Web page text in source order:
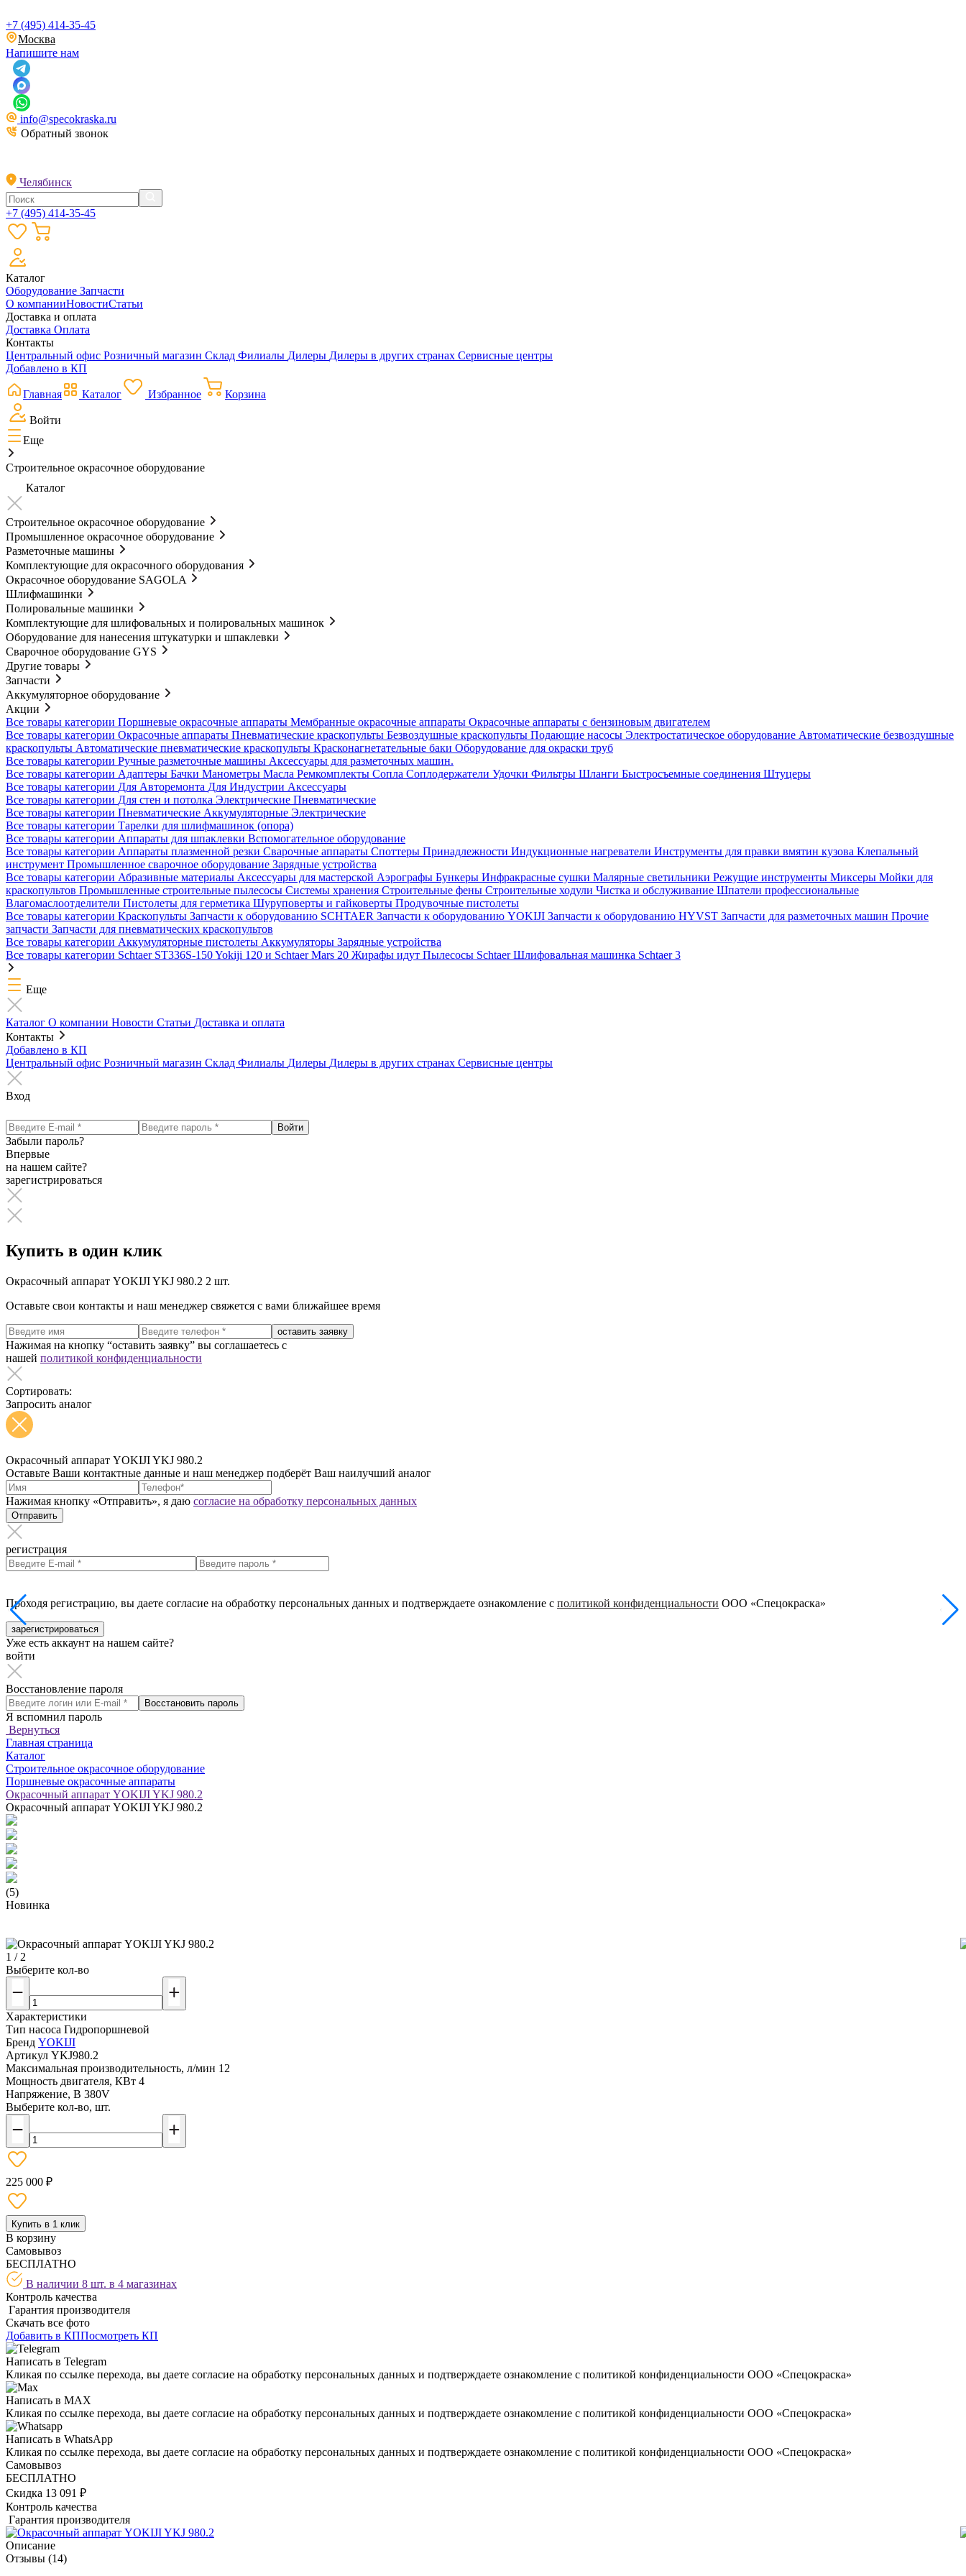
+7 (495) 414-35-45
Москва
Напишите нам
info@specokraska.ru
Обратный звонок
Челябинск
+7 (495) 414-35-45
Каталог
Оборудование Запчасти
О компанииНовостиСтатьи
Доставка и оплата
Доставка Оплата
Контакты
Центральный офис Розничный магазин Склад Филиалы Дилеры Дилеры в других странах Сервисные центры
Добавлено в КП
Главная Каталог Избранное Корзина
Войти
Еще
Строительное окрасочное оборудование
Каталог
Строительное окрасочное оборудование
Промышленное окрасочное оборудование
Разметочные машины
Комплектующие для окрасочного оборудования
Окрасочное оборудование SAGOLA
Шлифмашинки
Полировальные машинки
Комплектующие для шлифовальных и полировальных машинок
Оборудование для нанесения штукатурки и шпаклевки
Сварочное оборудование GYS
Другие товары
Запчасти
Аккумуляторное оборудование
Акции
Все товары категории Поршневые окрасочные аппараты Мембранные окрасочные аппараты Окрасочные аппараты с бензиновым двигателем
Все товары категории Окрасочные аппараты Пневматические краскопульты Безвоздушные краскопульты Подающие насосы Электростатическое оборудование Автоматические безвоздушные
краскопульты Автоматические пневматические краскопульты Красконагнетательные баки Оборудование для окраски труб
Все товары категории Ручные разметочные машины Аксессуары для разметочных машин.
Все товары категории Адаптеры Бачки Манометры Масла Ремкомплекты Сопла Соплодержатели Удочки Фильтры Шланги Быстросъемные соединения Штуцеры
Все товары категории Для Авторемонта Для Индустрии Аксессуары
Все товары категории Для стен и потолка Электрические Пневматические
Все товары категории Пневматические Аккумуляторные Электрические
Все товары категории Тарелки для шлифмашинок (опора)
Все товары категории Аппараты для шпаклевки Вспомогательное оборудование
Все товары категории Аппараты плазменной резки Сварочные аппараты Споттеры Принадлежности Индукционные нагреватели Инструменты для правки вмятин кузова Клепальный
инструмент Промышленное сварочное оборудование Зарядные устройства
Все товары категории Абразивные материалы Аксессуары для мастерской Аэрографы Бункеры Инфракрасные сушки Малярные светильники Режущие инструменты Миксеры Мойки для
краскопультов Промышленные строительные пылесосы Системы хранения Строительные фены Строительные ходули Чистка и обслуживание Шпатели профессиональные
Влагомаслоотделители Пистолеты для герметика Шуруповерты и гайковерты Продувочные пистолеты
Все товары категории Краскопульты Запчасти к оборудованию SCHTAER Запчасти к оборудованию YOKIJI Запчасти к оборудованию HYVST Запчасти для разметочных машин Прочие
запчасти Запчасти для пневматических краскопультов
Все товары категории Аккумуляторные пистолеты Аккумуляторы Зарядные устройства
Все товары категории Schtaer ST336S-150Yokiji 120 и Schtaer Mars 20 Жирафы идут Пылесосы SchtaerШлифовальная машинка Schtaer 3
Еще
Каталог О компании Новости Статьи Доставка и оплата
Контакты
Добавлено в КП
Центральный офис Розничный магазин Склад Филиалы Дилеры Дилеры в других странах Сервисные центры
Вход
Забыли пароль?
Впервые
на нашем сайте?
зарегистрироваться
Купить в один клик
Окрасочный аппарат YOKIJI YKJ 980.2 2 шт.
Оставьте свои контакты и наш менеджер свяжется с вами ближайшее время
оставить заявку
Нажимая на кнопку “оставить заявку” вы соглашаетесь с
нашей политикой конфиденциальности
Сортировать:
Запросить аналог
Окрасочный аппарат YOKIJI YKJ 980.2
Оставьте Ваши контактные данные и наш менеджер подберёт Ваш наилучший аналог
Нажимая кнопку «Отправить», я даю согласие на обработку персональных данных
Отправить
регистрация
Проходя регистрацию, вы даете согласие на обработку персональных данных и подтверждаете ознакомление с политикой конфиденциальности ООО «Спецокраска»
зарегистрироваться
Уже есть аккаунт на нашем сайте?
войти
Восстановление пароля
Восстановить пароль
Я вспомнил пароль
Вернуться
Главная страница
Каталог
Строительное окрасочное оборудование
Поршневые окрасочные аппараты
Окрасочный аппарат YOKIJI YKJ 980.2
Окрасочный аппарат YOKIJI YKJ 980.2
(5)
Новинка
1 / 2
Выберите кол-во
Характеристики
Тип насоса Гидропоршневой
Бренд YOKIJI
Артикул YKJ980.2
Максимальная производительность, л/мин 12
Мощность двигателя, КВт 4
Напряжение, В 380V
Выберите кол-во, шт.
225 000 ₽
Купить в 1 клик
В корзину
Самовывоз
БЕСПЛАТНО
В наличии 8 шт. в 4 магазинах
Контроль качества
Гарантия производителя
Скачать все фото
Добавить в КППосмотреть КП
Написать в Telegram
Кликая по ссылке перехода, вы даете согласие на обработку персональных данных и подтверждаете ознакомление с политикой конфиденциальности ООО «Спецокраска»
Написать в MAX
Кликая по ссылке перехода, вы даете согласие на обработку персональных данных и подтверждаете ознакомление с политикой конфиденциальности ООО «Спецокраска»
Написать в WhatsApp
Кликая по ссылке перехода, вы даете согласие на обработку персональных данных и подтверждаете ознакомление с политикой конфиденциальности ООО «Спецокраска»
Самовывоз
БЕСПЛАТНО
Скидка 13 091 ₽
Контроль качества
Гарантия производителя
Описание
Отзывы (14)